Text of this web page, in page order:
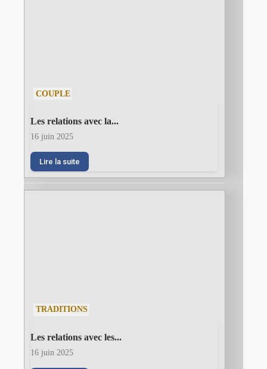
COUPLE
Les relations avec la...
16 juin 2025
Lire la suite
TRADITIONS
Les relations avec les...
16 juin 2025